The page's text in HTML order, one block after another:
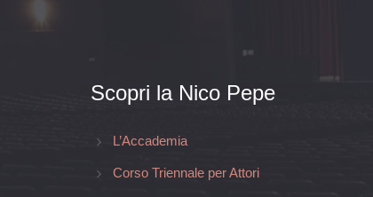
Scopri la Nico Pepe
L’Accademia
Corso Triennale per Attori